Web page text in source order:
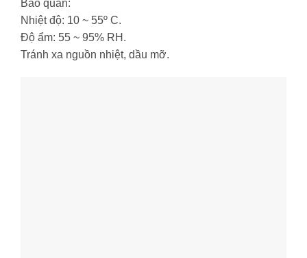
Bảo quản:
Nhiệt độ: 10 ~ 55º C.
Độ ẩm: 55 ~ 95% RH.
Tránh xa nguồn nhiệt, dầu mỡ.